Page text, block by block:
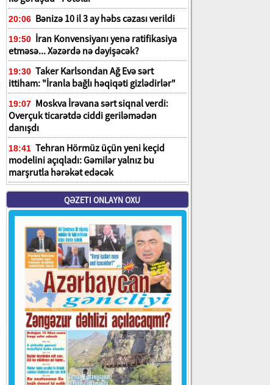
20:06 Bənizə 10 il 3 ay həbs cəzası verildi
19:50 İran Konvensiyanı yenə ratifikasiya
etməsə... Xəzərdə nə dəyişəcək?
19:30 Taker Karlsondan Ağ Evə sərt
ittiham: "İranla bağlı həqiqəti gizlədirlər"
19:07 Moskva İrəvana sərt siqnal verdi:
Overçuk ticarətdə ciddi geriləmədən
danışdı
18:41 Tehran Hörmüz üçün yeni keçid
modelini açıqladı: Gəmilər yalnız bu
marşrutla hərəkət edəcək
QƏZETI ONLAYN OXU